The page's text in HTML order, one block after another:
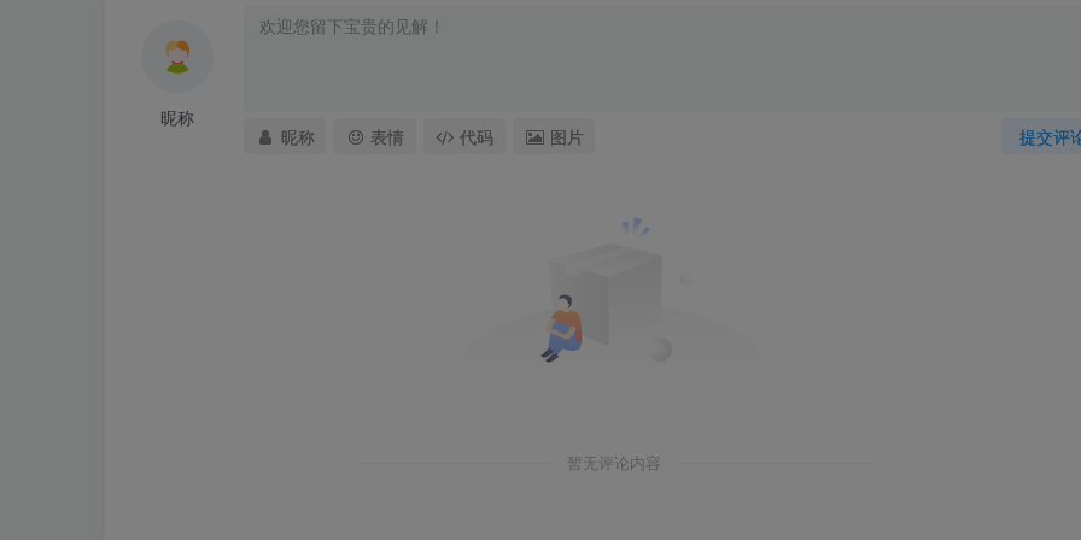
昵称
提交评
昵称 表情 代码 图片
暂无评论内容